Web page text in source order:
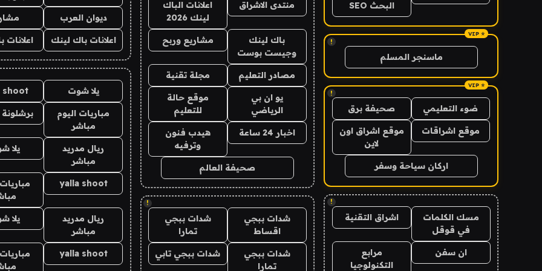
البحث SEO
!
ماسنجر المسلم
!
ضوء التعليمي صحيفة برق
موقع اشراقات
موقع اشراق اون
لاين
اركان سياحة وسفر
!
مسك الكلمات
في قوقل
اشراق التقنية
ان سفن
مرابع
التكنولوجيا
منتدى الاشراق
اعلانات الباك
لينك 2026
باك لينك
وجيست بوست
مشاريع وربح
مصادر التعليم مجلة تقنية
يو ان بي
الرياضي
موقع حالة
للتعليم
اخبار 24 ساعة
هيدب فنون
وترفيه
صحيفة العالم
!
شدات ببجي
اقساط
شدات ببجي
تمارا
شدات ببجي
تمارا
شدات ببجي تابي
ديوان العرب
اعلانات باك لينك اعلانات
يلا شوت shoot
مباريات اليوم
مباشر
ريال مدريد
مباشر
يلا
yalla shoot
ريال مدريد
مباشر
يلا
yalla shoot